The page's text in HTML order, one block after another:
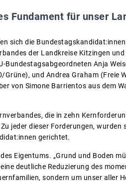
Fundament für unser
sich die
der Landkreise Kitzingen
Bundestagsabgeordneten Anja
und Andrea Graham (Freie
von Simone Barrientos aus dem
die in zehn
jeder dieser Forderungen, wurden
gerichtet.
Eigentums. „Grund und Boden
deutliche Reduzierung des
sondern um unser aller